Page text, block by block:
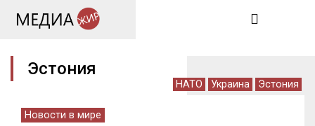
Эстония
НАТО Украина Эстония
Новости в мире